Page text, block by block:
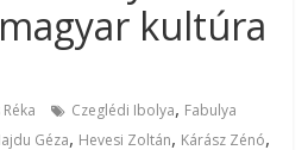
kultúra
Czeglédi Ibolya, Fabulya
Géza, Hevesi Zoltán, Kárász Zénó,